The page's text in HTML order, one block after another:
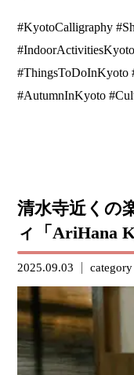
#KyotoCalligraphy
#ThingsToDoInKyoto
#AutumnInKyoto
清水寺近くの
ィ「AriHana
2025.09.03 category